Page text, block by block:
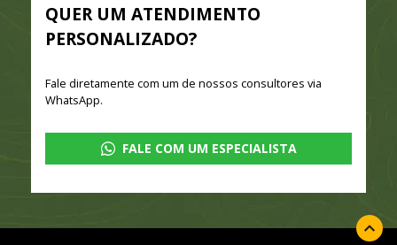
QUER UM ATENDIMENTO
PERSONALIZADO?
Fale diretamente com um de nossos consultores via
WhatsApp.
FALE COM UM ESPECIALISTA